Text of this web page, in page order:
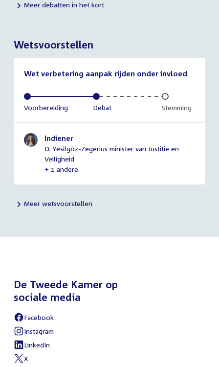
Meer debatten in het kort
Wetsvoorstellen
Wet verbetering aanpak rijden onder invloed
Voltooid:
Voorbereiding Voltooid:
Debat Onvoltooid:
Stemming
Indiener
D. Yesilgöz-Zegerius minister van Justitie en
Veiligheid
+ 1 andere
Meer wetsvoorstellen
De Tweede Kamer op
sociale media
External
link:
Facebook
External
link:
Instagram
External
link:
LinkedIn
External
X